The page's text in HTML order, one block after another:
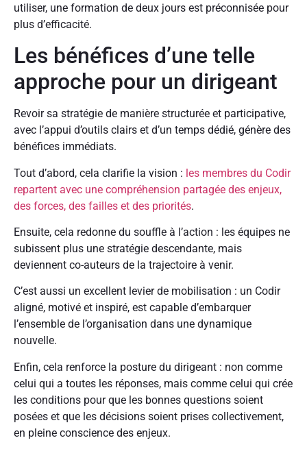
utiliser, une formation de deux jours est préconnisée pour
plus d’efficacité.
Les bénéfices d’une telle
approche pour un dirigeant
Revoir sa stratégie de manière structurée et participative,
avec l’appui d’outils clairs et d’un temps dédié, génère des
bénéfices immédiats.
Tout d’abord, cela clarifie la vision : les membres du Codir
repartent avec une compréhension partagée des enjeux,
des forces, des failles et des priorités.
Ensuite, cela redonne du souffle à l’action : les équipes ne
subissent plus une stratégie descendante, mais
deviennent co-auteurs de la trajectoire à venir.
C’est aussi un excellent levier de mobilisation : un Codir
aligné, motivé et inspiré, est capable d’embarquer
l’ensemble de l’organisation dans une dynamique
nouvelle.
Enfin, cela renforce la posture du dirigeant : non comme
celui qui a toutes les réponses, mais comme celui qui crée
les conditions pour que les bonnes questions soient
posées et que les décisions soient prises collectivement,
en pleine conscience des enjeux.